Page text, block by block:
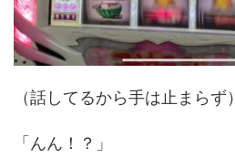
（話してるから手は止まらず）
「んん！？」